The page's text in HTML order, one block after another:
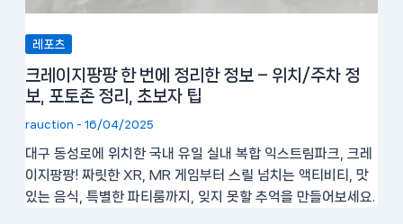
레포츠
크레이지팡팡 한 번에 정리한 정보 – 위치/주차 정
보, 포토존 정리, 초보자 팁
rauction - 16/04/2025
대구 동성로에 위치한 국내 유일 실내 복합 익스트림파크, 크레
이지팡팡! 짜릿한 XR, MR 게임부터 스릴 넘치는 액티비티, 맛
있는 음식, 특별한 파티룸까지, 잊지 못할 추억을 만들어보세요.